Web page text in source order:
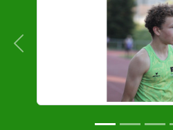
Précedent